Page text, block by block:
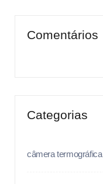
Comentários
Categorias
câmera termográfica